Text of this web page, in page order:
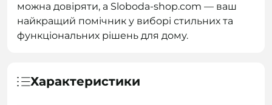
можна довіряти, а Sloboda-shop.com — ваш
найкращий помічник у виборі стильних та
функціональних рішень для дому.
Характеристики